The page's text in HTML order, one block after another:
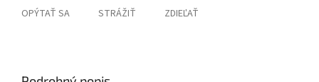
OPÝTAŤ SA STRÁŽIŤ ZDIEĽAŤ